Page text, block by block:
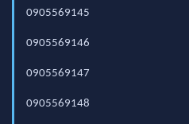
0905569145
0905569146
0905569147
0905569148